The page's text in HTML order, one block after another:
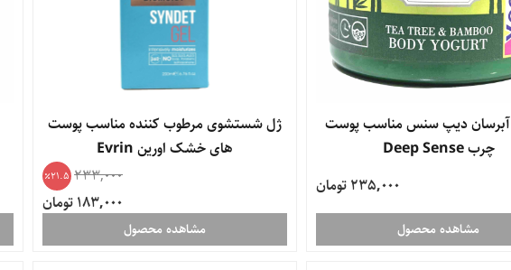
آبرسان دیپ سنس مناسب پوست
چرب Deep Sense
235,000 تومان
مشاهده محصول
ژل شستشوی مرطوب کننده مناسب پوست
های خشک اورین Evrin
233,000
21.5
183,000 تومان
مشاهده محصول